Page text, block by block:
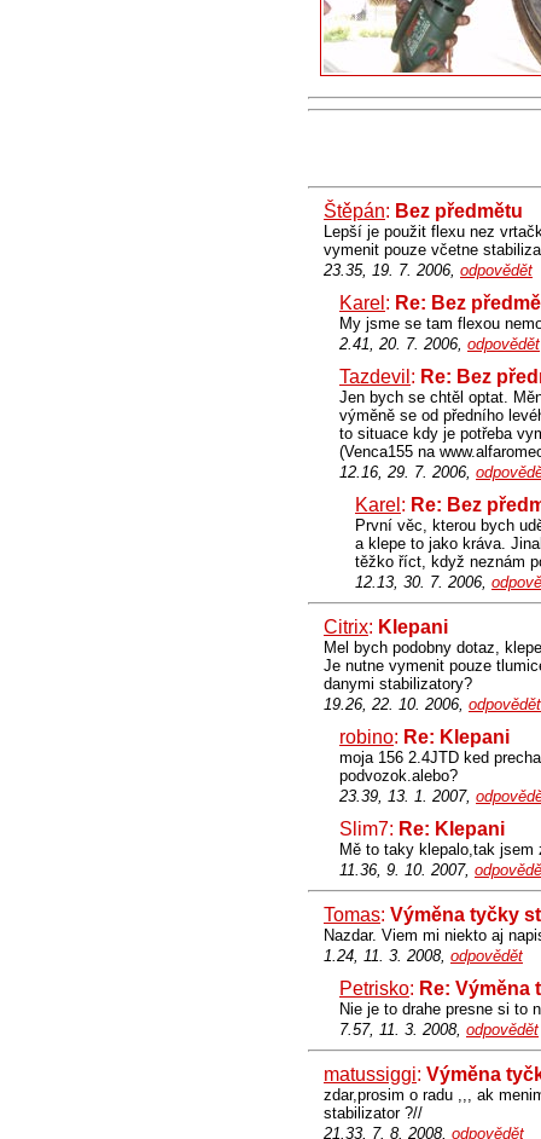
Štěpán: Bez předmětu
Lepší je použit flexu nez
vymenit pouze včetne
23.35, 19. 7. 2006, odpovědět
Karel : Re: Bez
My jsme se tam flexou
2.41, 20. 7. 2006, odpovědět
Tazdevil : Re: Bez
Jen bych se chtěl optat.
výměně se od předního
to situace kdy je potřeba
(Venca155 na
12.16, 29. 7. 2006,
Karel : Re: Bez
První věc, kterou bych
a klepe to jako kráva.
těžko říct, když neznám
12.13, 30. 7. 2006,
Citrix: Klepani
Mel bych podobny dotaz,
Je nutne vymenit pouze
danymi stabilizatory?
19.26, 22. 10. 2006, odpovědět
robino: Re: Klepani
moja 156 2.4JTD ked
podvozok.alebo?
23.39, 13. 1. 2007,
Slim7: Re: Klepani
Mě to taky klepalo,tak
11.36, 9. 10. 2007,
Tomas: Výměna tyčky
Nazdar. Viem mi niekto aj
1.24, 11. 3. 2008, odpovědět
Petrisko: Re: Výměna
Nie je to drahe presne si to
7.57, 11. 3. 2008, odpovědět
matussiggi: Výměna
zdar,prosim o radu ,,, ak
stabilizator ?//
21.33, 7. 8. 2008, odpovědět